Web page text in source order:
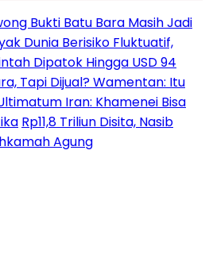
Bukti Batu Bara Masih Jadi
Dunia Berisiko Fluktuatif,
Dipatok Hingga USD 94
Tapi Dijual? Wamentan: Itu
Iran: Khamenei Bisa
Rp11,8 Triliun Disita, Nasib
Agung